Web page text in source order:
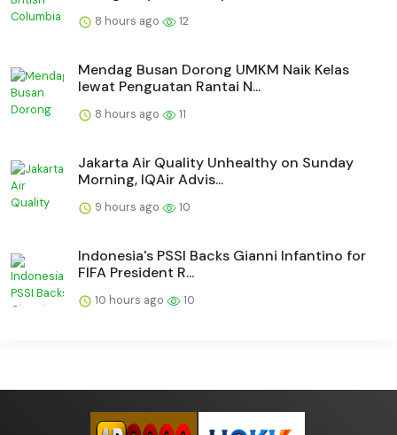
8 hours ago 12
Mendag Busan Dorong UMKM Naik Kelas
lewat Penguatan Rantai N...
8 hours ago 11
Jakarta Air Quality Unhealthy on Sunday
Morning, IQAir Advis...
9 hours ago 10
Indonesia's PSSI Backs Gianni Infantino for
FIFA President R...
10 hours ago 10